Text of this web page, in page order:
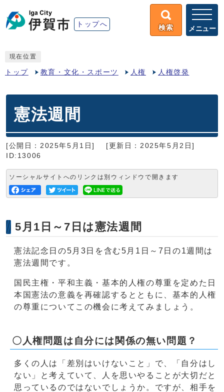
トップへ 検索 メニュー
現在位置
トップ 教育・文化・スポーツ 人権 人権啓発
憲法週間
[公開日：2025年5月1日]
[更新日：2025年5月2日]
ID:13006
ソーシャルサイトへのリンクは別ウィンドウで開きます
5月1日～7日は憲法週間
憲法記念日の5月3日を含む5月1日～7日の1週間は
憲法週間です。
国民主権・平和主義・基本的人権の尊重を定めた日
本国憲法の意義を再確認するとともに、基本的人権
の尊重についてこの機会に考えてみましょう。
〇人権問題は自分には関係の無い問題？
多くの人は「差別はいけないこと」で、「自分はし
ない」と考えていて、人を思いやることが大切だと
思っているのではないでしょうか。ですが、相手を